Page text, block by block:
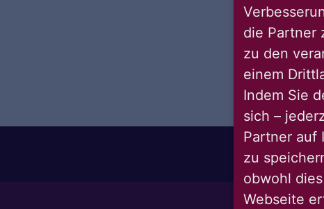
die Partner
zu den
einem
Indem Sie
sich –
Partner auf
zu
obwohl
Webseite